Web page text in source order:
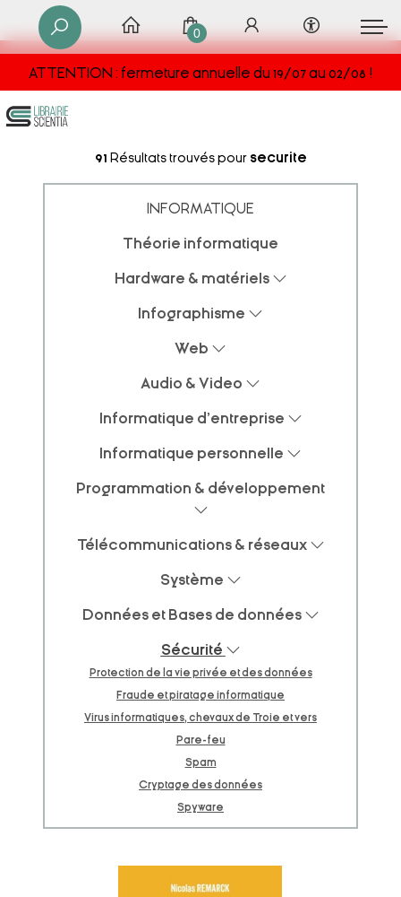
ATTENTION : fermeture annuelle du 19/07 au 02/08 !
0
91 Résultats trouvés pour securite
INFORMATIQUE
Théorie informatique
Hardware & matériels
Infographisme
Web
Audio & Video
Informatique d'entreprise
Informatique personnelle
Programmation & développement
Télécommunications & réseaux
Système
Données et Bases de données
Sécurité
Protection de la vie privée et des données
Fraude et piratage informatique
Virus informatiques, chevaux de Troie et vers
Pare-feu
Spam
Cryptage des données
Spyware